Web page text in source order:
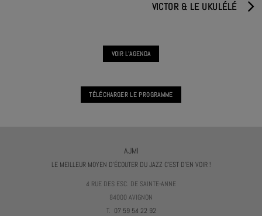
VICTOR & LE UKULÉLÉ
VOIR L'AGENDA
TÉLÉCHARGER LE PROGRAMME
AJMI
LE MEILLEUR MOYEN D'ÉCOUTER DU JAZZ C'EST D'EN VOIR !
4 RUE DES ESC. DE SAINTE-ANNE
84000 AVIGNON
T. 07 59 54 22 92